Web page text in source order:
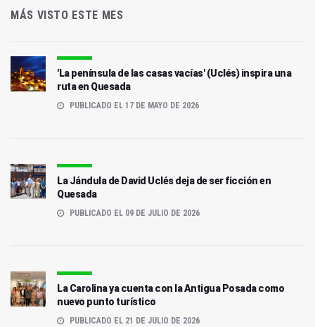
MÁS VISTO ESTE MES
'La península de las casas vacías' (Uclés) inspira una
ruta en Quesada
PUBLICADO EL 17 DE MAYO DE 2026
La Jándula de David Uclés deja de ser ficción en
Quesada
PUBLICADO EL 09 DE JULIO DE 2026
La Carolina ya cuenta con la Antigua Posada como
nuevo punto turístico
PUBLICADO EL 21 DE JULIO DE 2026